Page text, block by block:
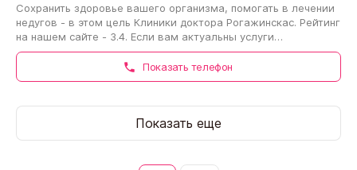
Сохранить здоровье вашего организма, помогать в лечении
недугов - в этом цель Клиники доктора Рогажинскас. Рейтинг
на нашем сайте - 3.4. Если вам актуальны услуги
организации, вы можете записаться…
Показать телефон
Показать еще